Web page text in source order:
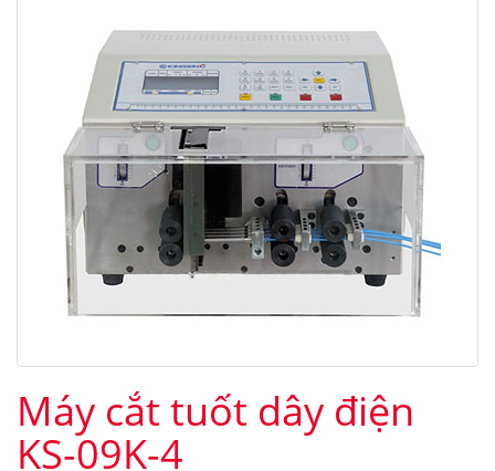
Máy cắt tuốt dây điện
KS-09K-4